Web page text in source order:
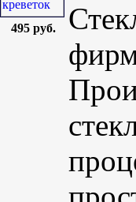
495 руб.